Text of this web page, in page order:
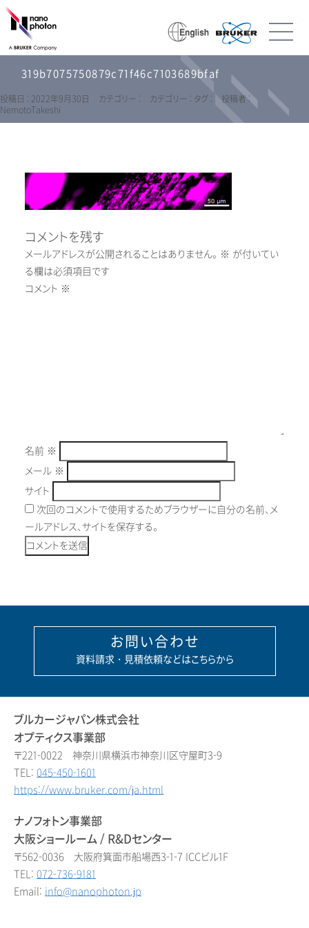
319b7075750879c71f46c7103689bfaf
投稿日 : 2022年9月30日 カテゴリー : カテゴリー : タグ :
投稿者 :
NemotoTakeshi
コメントを残す
メールアドレスが公開されることはありません。 ※ が付いてい
る欄は必須項目です
コメント ※
名前 ※
メール ※
サイト
次回のコメントで使用するためブラウザーに自分の名前、メ
ールアドレス、サイトを保存する。
お問い合わせ
資料請求・見積依頼などはこちらから
ブルカージャパン株式会社
オプティクス事業部
〒221-0022 神奈川県横浜市神奈川区守屋町3-9
TEL: 045-450-1601
https://www.bruker.com/ja.html
ナノフォトン事業部
大阪ショールーム / R&Dセンター
〒562-0036 大阪府箕面市船場西3-1-7 ICCビル1F
TEL: 072-736-9181
Email: info@nanophoton.jp